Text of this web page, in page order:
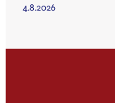
4.8.2026